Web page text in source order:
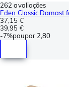
262 avaliações
Eden Classic Damast
37,15 €
39,95 €
-7%poupar 2,80